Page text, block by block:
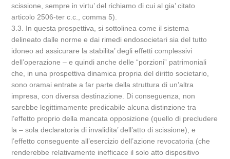
scissione, sempre in virtu’ del richiamo di cui al gia’ citato
articolo 2506-ter c.c., comma 5).
3.3. In questa prospettiva, si sottolinea come il sistema
delineato dalle norme e dai rimedi endosocietari sia del tutto
idoneo ad assicurare la stabilita’ degli effetti complessivi
dell’operazione – e quindi anche delle “porzioni” patrimoniali
che, in una prospettiva dinamica propria del diritto societario,
sono oramai entrate a far parte della struttura di un’altra
impresa, con diversa destinazione. Di conseguenza, non
sarebbe legittimamente predicabile alcuna distinzione tra
l’effetto proprio della mancata opposizione (quello di precludere
la – sola declaratoria di invalidita’ dell’atto di scissione), e
l’effetto conseguente all’esercizio dell’azione revocatoria (che
renderebbe relativamente inefficace il solo atto dispositivo